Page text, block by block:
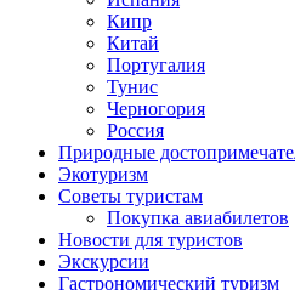
Кипр
Китай
Португалия
Тунис
Черногория
Россия
Природные
Экотуризм
Советы туристам
Покупка авиабилетов
Новости для туристов
Экскурсии
Гастрономический туризм